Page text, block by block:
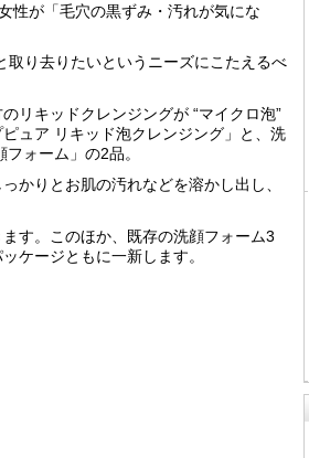
性が「毛穴の黒ずみ・汚れが気にな
り去りたいというニーズにこたえるべ
リキッドクレンジングが “マイクロ泡”
ュア リキッド泡クレンジング」と、洗
ォーム」の2品。
かりとお肌の汚れなどを溶かし出し、
す。このほか、既存の洗顔フォーム3
ケージともに一新します。